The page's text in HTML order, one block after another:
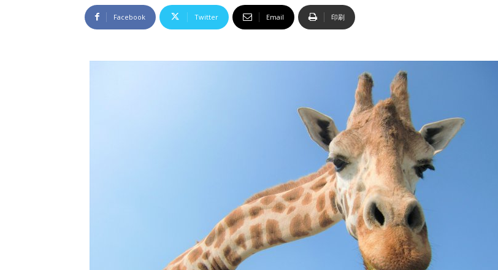
Facebook Twitter Email 印刷